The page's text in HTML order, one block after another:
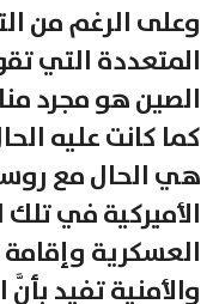
وعلى الرغم من
المتعددة التي
الصين هو مجرد
كما كانت عليه
هي الحال مع
الأميركية في
العسكرية وإقامة
والأمنية تفيد